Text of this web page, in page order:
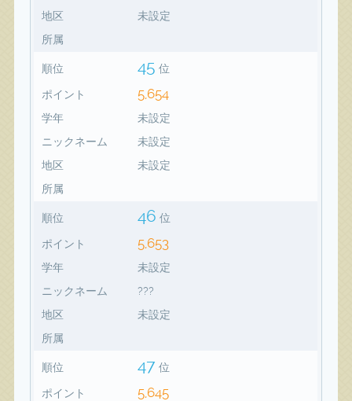
地区
未設定
所属
順位 45 位
ポイント 5,654
学年
未設定
ニックネーム
未設定
地区
未設定
所属
順位 46 位
ポイント 5,653
学年
未設定
ニックネーム
???
地区
未設定
所属
順位 47 位
ポイント 5,645